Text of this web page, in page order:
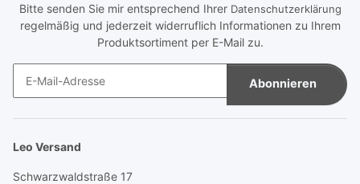
Bitte senden Sie mir entsprechend Ihrer Datenschutzerklärung
regelmäßig und jederzeit widerruflich Informationen zu Ihrem
Produktsortiment per E-Mail zu.
Abonnieren
Leo Versand
Schwarzwaldstraße 17